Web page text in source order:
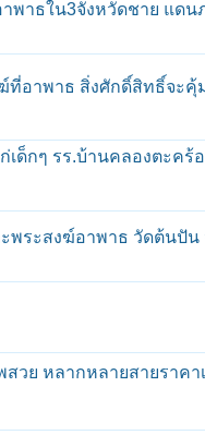
พาธใน3จังหวัดชาย แดน
อาพาธ สิ่งศักดิ์สิทธิ์จะคุ้
เด็กๆ รร.บ้านคลองตะคร้
พระสงฆ์อาพาธ วัดต้นปัน
ย หลากหลายสายราคา